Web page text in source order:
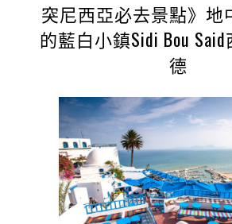
突尼西亞必去景點》地
的藍白小鎮Sidi Bou
德